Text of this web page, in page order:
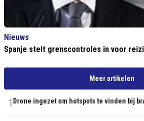
Nieuws
Spanje stelt grenscontroles in voor
Meer artikelen
1 Drone ingezet om hotspots te vinden bij